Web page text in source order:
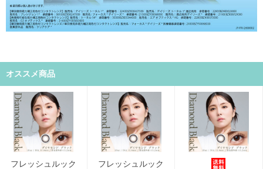
オススメ商品
フレッシュルック
フレッシュルック